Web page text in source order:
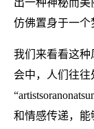
仿佛置身于一个
我们来看看这种
会中，人们往
和情感传递，